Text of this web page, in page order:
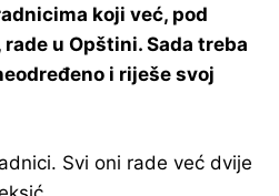
koji već, pod
u Opštini. Sada treba
i riješe svoj
Svi oni rade već dvije